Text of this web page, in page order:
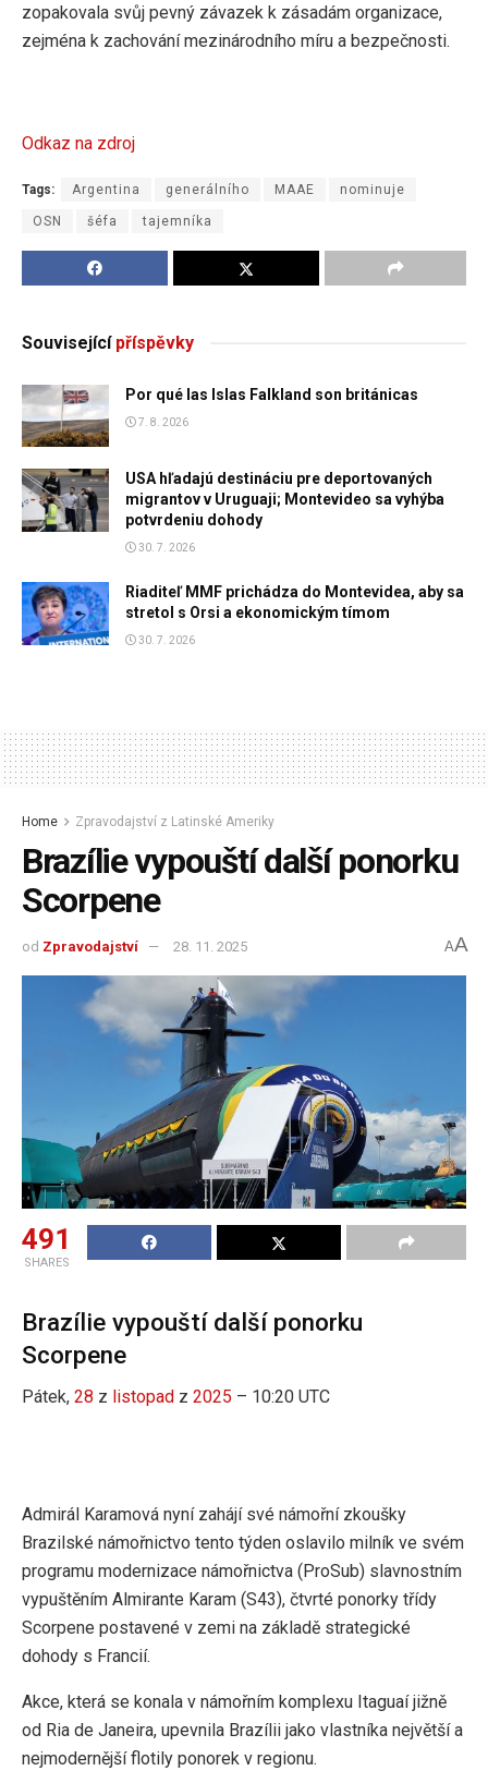
zopakovala svůj pevný závazek k zásadám organizace,
zejména k zachování mezinárodního míru a bezpečnosti.
Odkaz na zdroj
Tags: Argentina generálního MAAE nominuje
OSN šéfa tajemníka
Souvisejícípříspěvky
Por qué las Islas Falkland son británicas
7. 8. 2026
USA hľadajú destináciu pre deportovaných
migrantov v Uruguaji; Montevideo sa vyhýba
potvrdeniu dohody
30. 7. 2026
Riaditeľ MMF prichádza do Montevidea, aby sa
stretol s Orsi a ekonomickým tímom
30. 7. 2026
Home Zpravodajství z Latinské Ameriky
Brazílie vypouští další ponorku
Scorpene
od Zpravodajství 28. 11. 2025 AA
491
SHARES
Brazílie vypouští další ponorku
Scorpene
Pátek, 28 z listopad z 2025 – 10:20 UTC
Admirál Karamová nyní zahájí své námořní zkoušky
Brazilské námořnictvo tento týden oslavilo milník ve svém
programu modernizace námořnictva (ProSub) slavnostním
vypuštěním Almirante Karam (S43), čtvrté ponorky třídy
Scorpene postavené v zemi na základě strategické
dohody s Francií.
Akce, která se konala v námořním komplexu Itaguaí jižně
od Ria de Janeira, upevnila Brazílii jako vlastníka největší a
nejmodernější flotily ponorek v regionu.